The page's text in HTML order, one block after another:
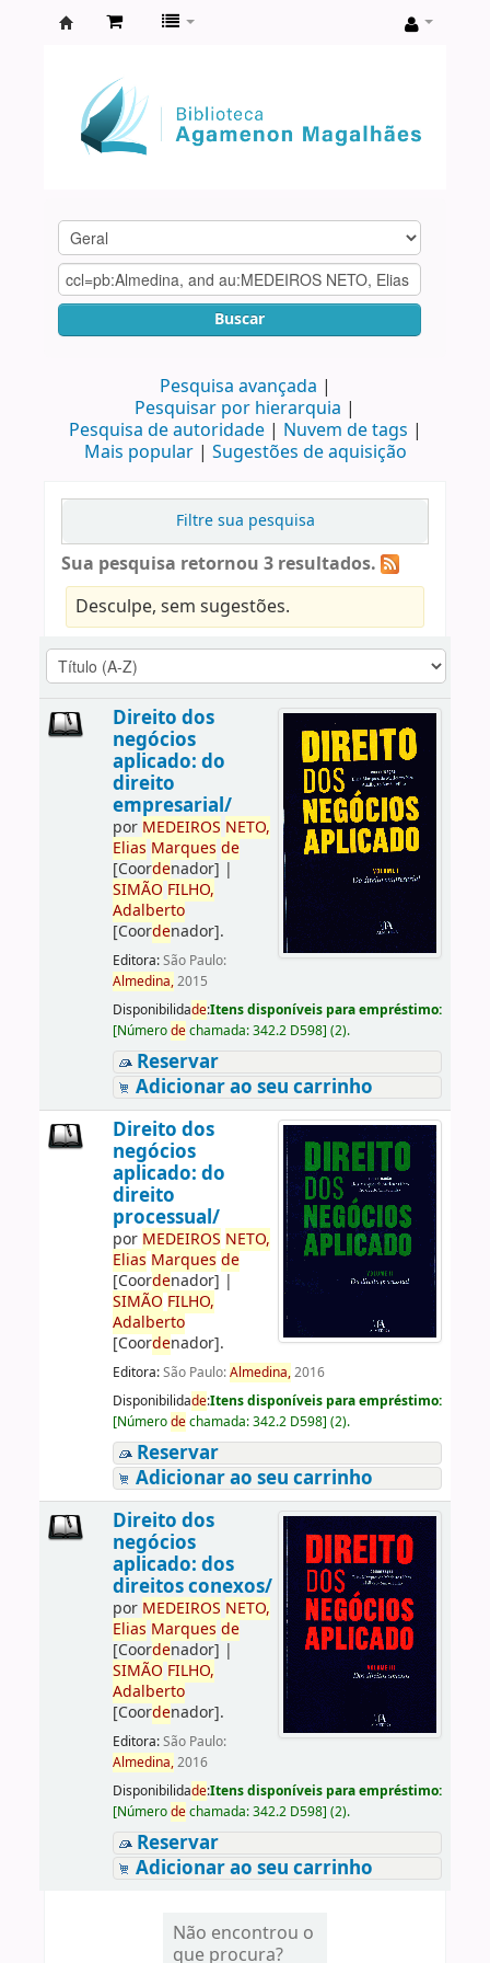
Agamenon
Magalhães
Buscar
Pesquisa avançada
Pesquisar por hierarquia
Pesquisa de autoridade
Nuvem de tags
Mais popular
Sugestões de aquisição
Filtre sua pesquisa
Sua pesquisa retornou 3 resultados.
Desculpe, sem sugestões.
Direito dos
negócios
aplicado: do
direito
empresarial/
por MEDEIROS NETO,
Elias Marques de
[Coordenador] |
SIMÃO FILHO,
Adalberto
[Coordenador].
Editora:São Paulo:
Almedina,2015
Disponibilidade:Itens disponíveis para empréstimo:
[Númerodechamada:342.2 D598] (2).
Reservar
Adicionar ao seu carrinho
Direito dos
negócios
aplicado: do
direito
processual/
por MEDEIROS NETO,
Elias Marques de
[Coordenador] |
SIMÃO FILHO,
Adalberto
[Coordenador].
Editora:São Paulo:Almedina,2016
Disponibilidade:Itens disponíveis para empréstimo:
[Númerodechamada:342.2 D598] (2).
Reservar
Adicionar ao seu carrinho
Direito dos
negócios
aplicado: dos
direitos conexos/
por MEDEIROS NETO,
Elias Marques de
[Coordenador] |
SIMÃO FILHO,
Adalberto
[Coordenador].
Editora:São Paulo:
Almedina,2016
Disponibilidade:Itens disponíveis para empréstimo:
[Númerodechamada:342.2 D598] (2).
Reservar
Adicionar ao seu carrinho
Não encontrou o
que procura?